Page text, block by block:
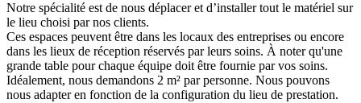
Notre spécialité est de nous déplacer et d’installer tout le matériel sur
le lieu choisi par nos clients.
Ces espaces peuvent être dans les locaux des entreprises ou encore
dans les lieux de réception réservés par leurs soins. À noter qu'une
grande table pour chaque équipe doit être fournie par vos soins.
Idéalement, nous demandons 2 m² par personne. Nous pouvons
nous adapter en fonction de la configuration du lieu de prestation.